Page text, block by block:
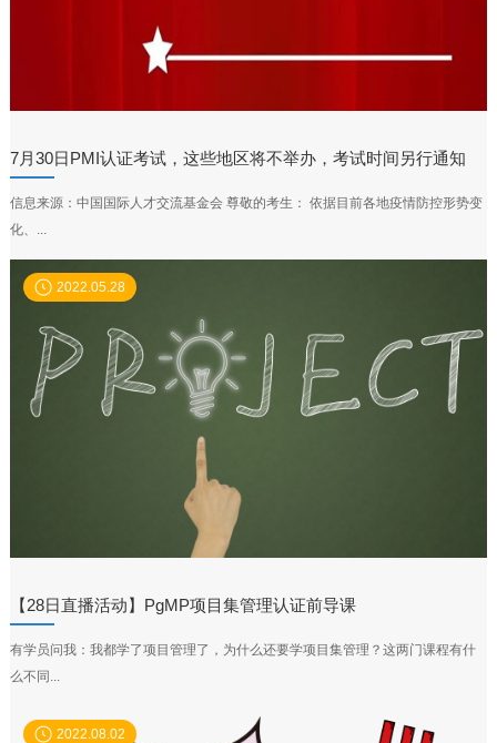
7月30日PMI认证考试，这些地区将不举办，考试时间另行通知
信息来源：中国国际人才交流基金会 尊敬的考生： 依据目前各地疫情防控形势变
化、...
2022.05.28
【28日直播活动】PgMP项目集管理认证前导课
有学员问我：我都学了项目管理了，为什么还要学项目集管理？这两门课程有什
么不同...
2022.08.02